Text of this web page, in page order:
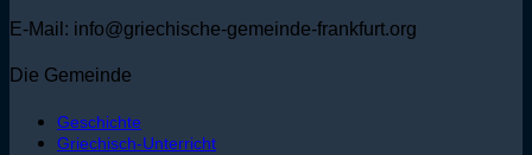
E-Mail: info@griechische-gemeinde-frankfurt.org
Die Gemeinde
Geschichte
Griechisch-Unterricht